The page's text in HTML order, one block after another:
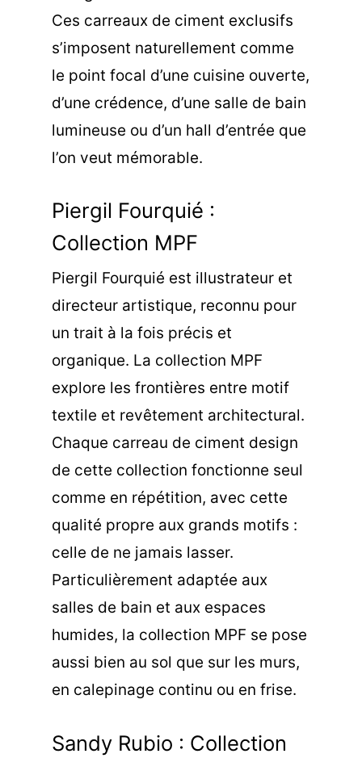
Ces carreaux de ciment exclusifs
s’imposent naturellement comme
le point focal d’une cuisine ouverte,
d’une crédence, d’une salle de bain
lumineuse ou d’un hall d’entrée que
l’on veut mémorable.
Piergil Fourquié :
Collection MPF
Piergil Fourquié est illustrateur et
directeur artistique, reconnu pour
un trait à la fois précis et
organique. La collection MPF
explore les frontières entre motif
textile et revêtement architectural.
Chaque carreau de ciment design
de cette collection fonctionne seul
comme en répétition, avec cette
qualité propre aux grands motifs :
celle de ne jamais lasser.
Particulièrement adaptée aux
salles de bain et aux espaces
humides, la collection MPF se pose
aussi bien au sol que sur les murs,
en calepinage continu ou en frise.
Sandy Rubio : Collection